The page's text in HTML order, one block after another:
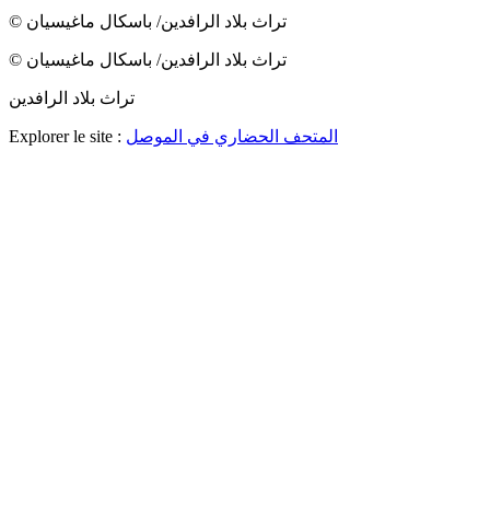
© تراث بلاد الرافدين/ باسكال ماغيسيان
© تراث بلاد الرافدين/ باسكال ماغيسيان
تراث بلاد الرافدين
Explorer le site : المتحف الحضاري في الموصل